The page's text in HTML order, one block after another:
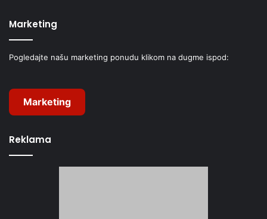
Marketing
Pogledajte našu marketing ponudu klikom na dugme ispod:
Marketing
Reklama